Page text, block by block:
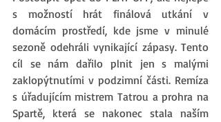
s možností hrát finálová utkání v
domácím prostředí, kde jsme v minulé
sezoně odehráli vynikající zápasy. Tento
cíl se nám dařilo plnit jen s malými
zaklopýtnutími v podzimní části. Remíza
s úřadujícím mistrem Tatrou a prohra na
Spartě, která se nakonec stala naším